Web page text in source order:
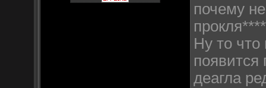
почему
Ну то что
деагла